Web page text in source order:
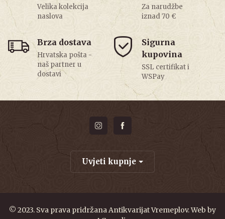
Velika kolekcija
naslova
Za narudžbe
iznad 70 €
Brza dostava
Hrvatska pošta -
naš partner u
dostavi
Sigurna
kupovina
SSL certifikat i
WSPay
Uvjeti kupnje
© 2023. Sva prava pridržana Antikvarijat Vremeplov. Web by